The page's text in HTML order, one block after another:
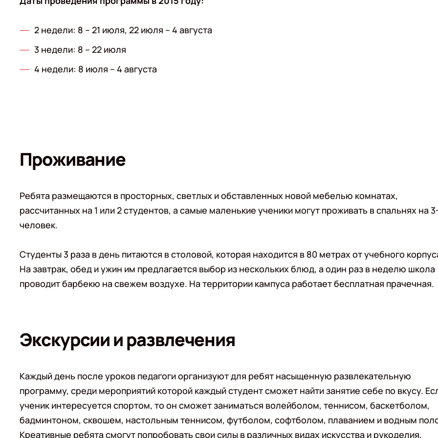
2 недели: 8 – 21 июля, 22 июля – 4 августа
3 недели: 8 – 22 июля
4 недели: 8 июля – 4 августа
Проживание
Ребята размещаются в просторных, светлых и обставленных новой мебелью комнатах,
рассчитанных на 1 или 2 студентов, а самые маленькие ученики могут проживать в спальнях на
человек.
Студенты 3 раза в день питаются в столовой, которая находится в 80 метрах от учебного
На завтрак, обед и ужин им предлагается выбор из нескольких блюд, а один раз в неделю школа
проводит барбекю на свежем воздухе. На территории кампуса работает бесплатная прачечная.
Экскурсии и развлечения
Каждый день после уроков педагоги организуют для ребят насыщенную развлекательную
программу, среди мероприятий которой каждый студент сможет найти занятие себе по вкусу.
ученик интересуется спортом, то он сможет заниматься волейболом, теннисом, баскетболом,
бадминтоном, сквошем, настольным теннисом, футболом, софтболом, плаванием и водным
Креативные ребята смогут попробовать свои силы в различных видах искусства и рукоделия,